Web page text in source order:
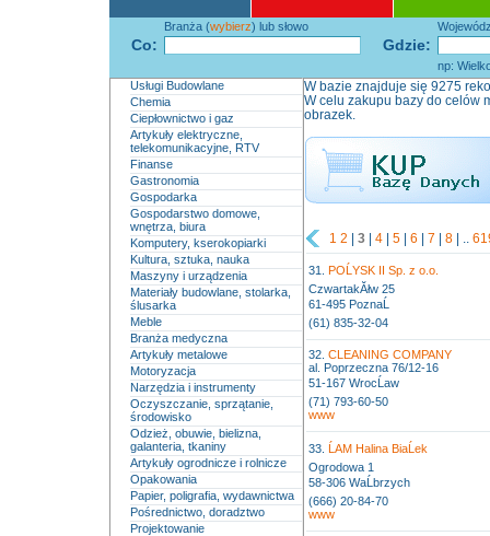
Co: Gdzie:
Branża (wybierz) lub słowo
np:
Usługi Budowlane
Chemia
Ciepłownictwo i gaz
Artykuły elektryczne,
telekomunikacyjne, RTV
Finanse
Gastronomia
Gospodarka
Gospodarstwo domowe,
wnętrza, biura
Komputery, kserokopiarki
Kultura, sztuka, nauka
Maszyny i urządzenia
Materiały budowlane, stolarka,
ślusarka
Meble
Branża medyczna
Artykuły metalowe
Motoryzacja
Narzędzia i instrumenty
Oczyszczanie, sprzątanie,
środowisko
Odzież, obuwie, bielizna,
galanteria, tkaniny
Artykuły ogrodnicze i rolnicze
Opakowania
Papier, poligrafia, wydawnictwa
Pośrednictwo, doradztwo
Projektowanie
W bazie znajduje się 9275
W celu zakupu bazy do celów
obrazek.
1 2 | 3 | 4 | 5 | 6 | 7 | 8 | ..
31. POĹYSK II Sp. z o.o.
CzwartakĂłw 25
61-495 PoznaĹ
(61) 835-32-04
32. CLEANING COMPANY
al. Poprzeczna 76/12-16
51-167 WrocĹaw
(71) 793-60-50
www
33. ĹAM Halina BiaĹek
Ogrodowa 1
58-306 WaĹbrzych
(666) 20-84-70
www